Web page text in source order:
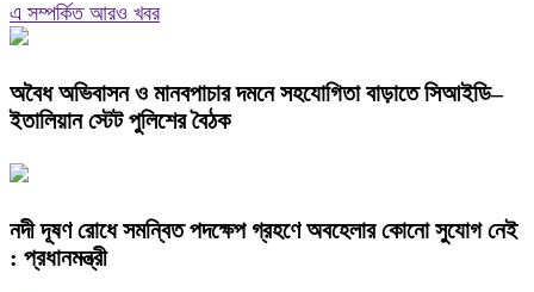
এ সম্পর্কিত আরও খবর
অবৈধ অভিবাসন ও মানবপাচার দমনে সহযোগিতা বাড়াতে সিআইডি–
ইতালিয়ান স্টেট পুলিশের বৈঠক
নদী দূষণ রোধে সমন্বিত পদক্ষেপ গ্রহণে অবহেলার কোনো সুযোগ নেই
: প্রধানমন্ত্রী